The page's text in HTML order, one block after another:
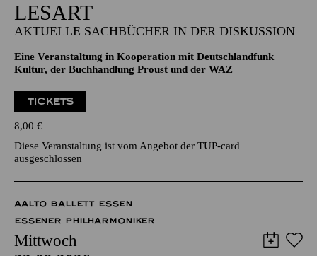
LESART
AKTUELLE SACHBÜCHER IN DER DISKUSSION
Eine Veranstaltung in Kooperation mit Deutschlandfunk
Kultur, der Buchhandlung Proust und der WAZ
TICKETS
8,00 €
Diese Veranstaltung ist vom Angebot der TUP-card
ausgeschlossen
AALTO BALLETT ESSEN
ESSENER PHILHARMONIKER
Mittwoch